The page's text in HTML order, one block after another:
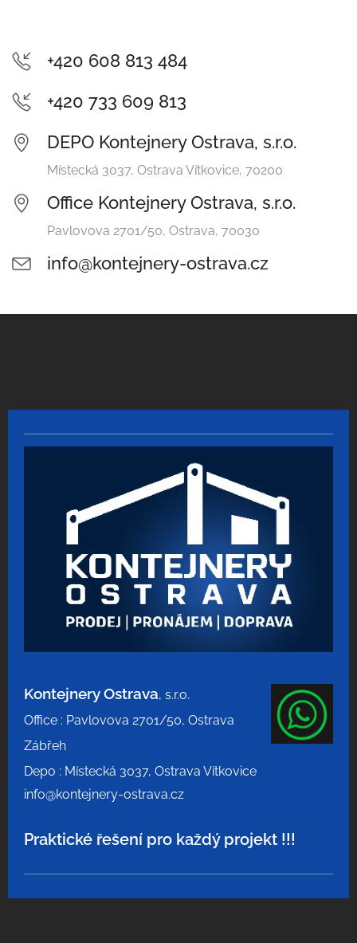
+420 608 813 484
+420 733 609 813
DEPO Kontejnery Ostrava, s.r.o.
Místecká 3037, Ostrava Vítkovice, 70200
Office Kontejnery Ostrava, s.r.o.
Pavlovova 2701/50, Ostrava, 70030
info@kontejnery-ostrava.cz
Kontejnery Ostrava, s.r.o.
Office : Pavlovova 2701/50, Ostrava
Zábřeh
Depo : Místecká 3037, Ostrava Vítkovice
info@kontejnery-ostrava.cz
Praktické řešení pro každý projekt !!!